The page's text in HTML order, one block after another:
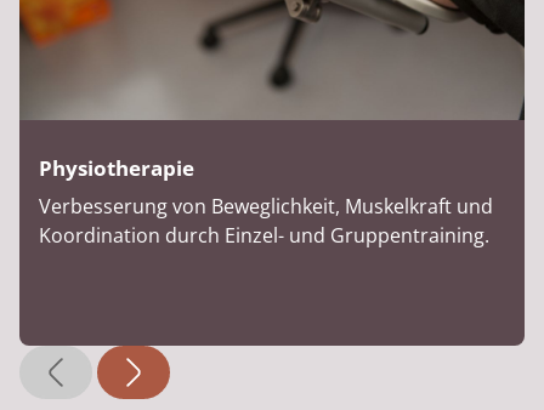
Physiotherapie
Verbesserung von Beweglichkeit, Muskelkraft und
Koordination durch Einzel- und Gruppentraining.